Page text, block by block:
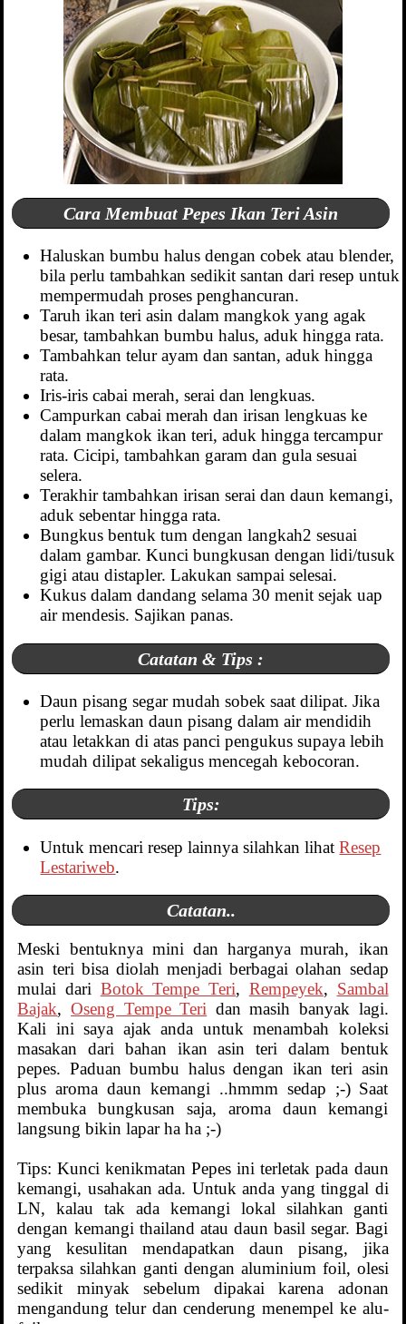
Cara Membuat Pepes Ikan Teri Asin
Haluskan bumbu halus dengan cobek atau blender,
bila perlu tambahkan sedikit santan dari resep untuk
mempermudah proses penghancuran.
Taruh ikan teri asin dalam mangkok yang agak
besar, tambahkan bumbu halus, aduk hingga rata.
Tambahkan telur ayam dan santan, aduk hingga
rata.
Iris-iris cabai merah, serai dan lengkuas.
Campurkan cabai merah dan irisan lengkuas ke
dalam mangkok ikan teri, aduk hingga tercampur
rata. Cicipi, tambahkan garam dan gula sesuai
selera.
Terakhir tambahkan irisan serai dan daun kemangi,
aduk sebentar hingga rata.
Bungkus bentuk tum dengan langkah2 sesuai
dalam gambar. Kunci bungkusan dengan lidi/tusuk
gigi atau distapler. Lakukan sampai selesai.
Kukus dalam dandang selama 30 menit sejak uap
air mendesis. Sajikan panas.
Catatan & Tips :
Daun pisang segar mudah sobek saat dilipat. Jika
perlu lemaskan daun pisang dalam air mendidih
atau letakkan di atas panci pengukus supaya lebih
mudah dilipat sekaligus mencegah kebocoran.
Tips:
Untuk mencari resep lainnya silahkan lihatResep
Lestariweb.
Catatan..
Meski bentuknya mini dan harganya murah, ikan
asin teri bisa diolah menjadi berbagai olahan sedap
mulai dari Botok Tempe Teri, Rempeyek, Sambal
Bajak,Oseng Tempe Teri dan masih banyak lagi.
Kali ini saya ajak anda untuk menambah koleksi
masakan dari bahan ikan asin teri dalam bentuk
pepes. Paduan bumbu halus dengan ikan teri asin
plus aroma daun kemangi ..hmmm sedap ;-) Saat
membuka bungkusan saja, aroma daun kemangi
langsung bikin lapar ha ha ;-)
Tips: Kunci kenikmatan Pepes ini terletak pada daun
kemangi, usahakan ada. Untuk anda yang tinggal di
LN, kalau tak ada kemangi lokal silahkan ganti
dengan kemangi thailand atau daun basil segar. Bagi
yang kesulitan mendapatkan daun pisang, jika
terpaksa silahkan ganti dengan aluminium foil, olesi
sedikit minyak sebelum dipakai karena adonan
mengandung telur dan cenderung menempel ke alu-